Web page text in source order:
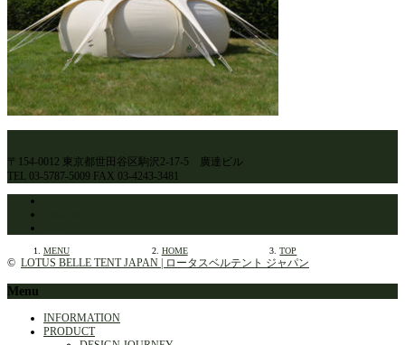
〒154-0012 東京都世田谷区駒沢2-17-5 廣達ビル
TEL 03-5787-5009 FAX 03-4243-3481
MENU HOME TOP
© LOTUS BELLE TENT JAPAN | ロータスベルテント ジャパン
Menu
INFORMATION
PRODUCT